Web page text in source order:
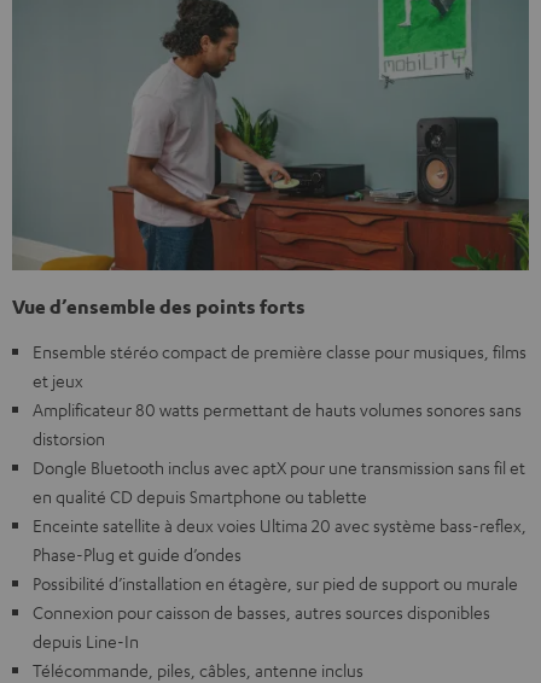
Vue d’ensemble des points forts
Ensemble stéréo compact de première classe pour musiques, films
et jeux
Amplificateur 80 watts permettant de hauts volumes sonores sans
distorsion
Dongle Bluetooth inclus avec aptX pour une transmission sans fil et
en qualité CD depuis Smartphone ou tablette
Enceinte satellite à deux voies Ultima 20 avec système bass-reflex,
Phase-Plug et guide d’ondes
Possibilité d’installation en étagère, sur pied de support ou murale
Connexion pour caisson de basses, autres sources disponibles
depuis Line-In
Télécommande, piles, câbles, antenne inclus